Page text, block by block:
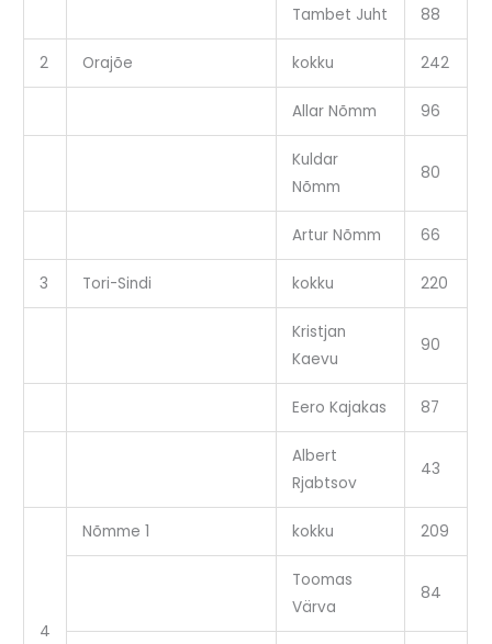
Tambet Juht 88
2 Orajõe kokku 242
Allar Nõmm 96
Kuldar
Nõmm
80
Artur Nõmm 66
3 Tori-Sindi kokku 220
Kristjan
Kaevu
90
Eero Kajakas 87
Albert
Rjabtsov
43
4
Nõmme 1 kokku 209
Toomas
Värva
84